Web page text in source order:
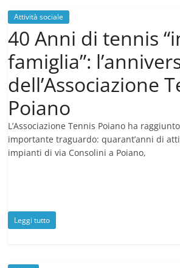
Attività sociale
40 Anni di tennis
famiglia”:
dell’Associazione
Poiano
L’Associazione Tennis Poiano ha
importante traguardo: quarant’anni di
impianti di via Consolini a Poiano,
Leggi tutto